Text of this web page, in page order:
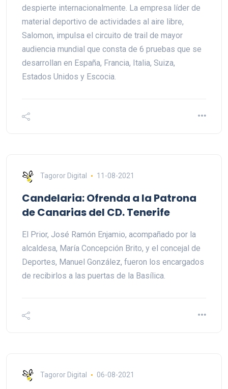
despierte internacionalmente. La empresa líder de
material deportivo de actividades al aire libre,
Salomon, impulsa el circuito de trail de mayor
audiencia mundial que consta de 6 pruebas que se
desarrollan en España, Francia, Italia, Suiza,
Estados Unidos y Escocia.
Tagoror Digital 11-08-2021
Candelaria: Ofrenda a la Patrona
de Canarias del CD. Tenerife
El Prior, José Ramón Enjamio, acompañado por la
alcaldesa, María Concepción Brito, y el concejal de
Deportes, Manuel González, fueron los encargados
de recibirlos a las puertas de la Basílica.
Tagoror Digital 06-08-2021